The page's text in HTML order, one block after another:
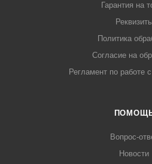
Гарантия на
Политика
Согласие на
Регламент по работе
Вопрос-
Новости